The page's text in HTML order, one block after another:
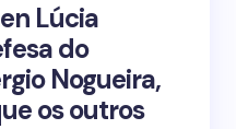
Lúcia
do
Nogueira,
os outros